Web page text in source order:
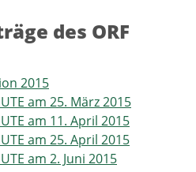
des ORF
2015
am 25. März 2015
am 11. April 2015
am 25. April 2015
am 2. Juni 2015